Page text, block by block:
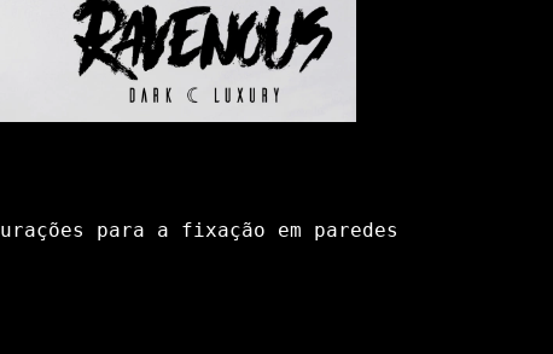
para a fixação em paredes